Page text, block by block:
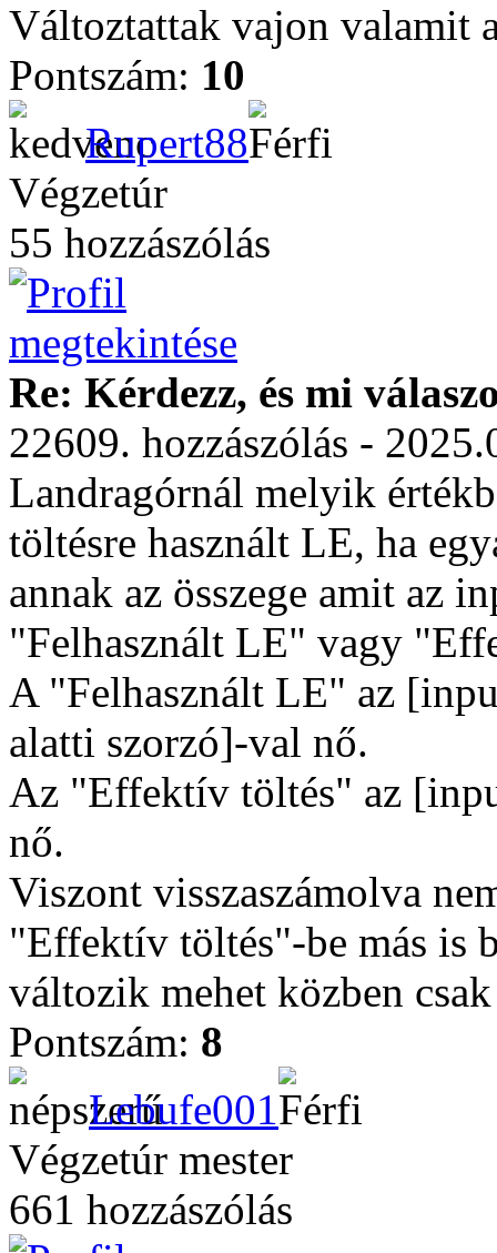
Változtattak vajon valamit
Pontszám: 10
Rupert88
Végzetúr
55 hozzászólás
Re: Kérdezz, és mi
22609. hozzászólás -
Landragórnál melyik
töltésre használt LE, ha
annak az összege amit az
"Felhasznált LE" vagy
A "Felhasznált LE" az
alatti szorzó]-val nő.
Az "Effektív töltés" az
nő.
Viszont visszaszámolva
"Effektív töltés"-be más is
változik mehet közben
Pontszám: 8
Lebufe001
Végzetúr mester
661 hozzászólás